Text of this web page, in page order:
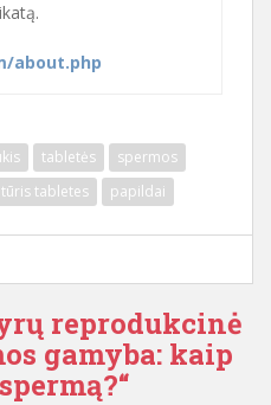
about.php
tabletės
spermos
tabletes papildai
reprodukcinė
gamyba: kaip